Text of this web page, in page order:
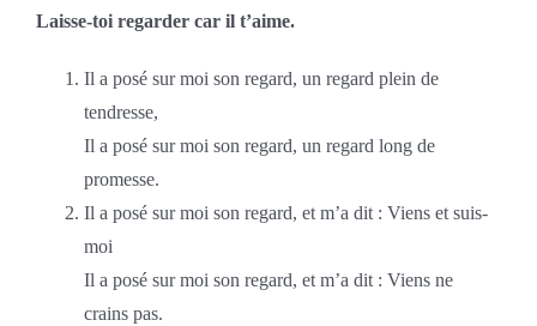
Laisse-toi regarder car il t’aime.
Il a posé sur moi son regard, un regard plein de
tendresse,
Il a posé sur moi son regard, un regard long de
promesse.
Il a posé sur moi son regard, et m’a dit : Viens et suis-
moi
Il a posé sur moi son regard, et m’a dit : Viens ne
crains pas.